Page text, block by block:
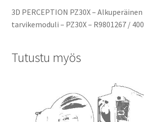
3D PERCEPTION PZ30X –
tarvikemoduli – PZ30X – R9801267 /
Tutustu myös